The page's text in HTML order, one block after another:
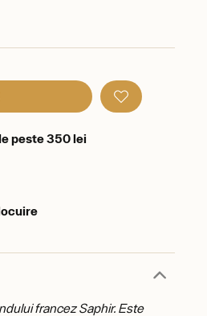
peste 350 lei
francez Saphir. Este